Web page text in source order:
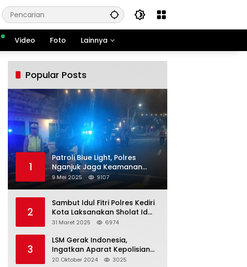
Video Foto Lainnya
Popular Posts
1
Patroli Blue Light, Polres
Nganjuk Jaga Keamanan
Jelang Long Weekend
9 Mei 2025 9107
2
Sambut Idul Fitri Polres Kediri
Kota Laksanakan Sholat Id
dan Gelar Halalbihalal
31 Maret 2025 6974
3
LSM Gerak Indonesia,
Ingatkan Aparat Kepolisian
Polres Blitar Kota “Tri Brata
20 Oktober 2024 3025